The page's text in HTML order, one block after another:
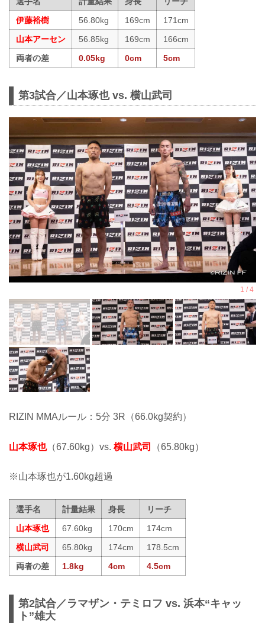
伊藤裕樹
56.80kg 169cm
171cm
山本アーセン
56.85kg 169cm
166cm
両者の差
0.05kg 0cm 5cm
第3試合／山本琢也 vs. 横山武司
RIZIN MMAルール：5分 3R（66.0kg契約）
山本琢也（67.60kg）vs. 横山武司 （65.80kg）
※山本琢也が1.60kg超過
選手名 計量結果 身長
リーチ
山本琢也
67.60kg 170cm
174cm
横山武司
65.80kg 174cm
178.5cm
両者の差
1.8kg 4cm 4.5cm
第2試合／ラマザン・テミロフ vs. 浜本“キャッ
ト”雄大